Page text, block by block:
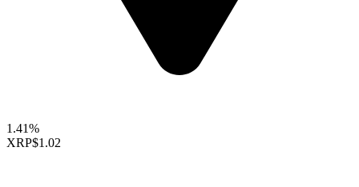
1.41%
XRP$1.02